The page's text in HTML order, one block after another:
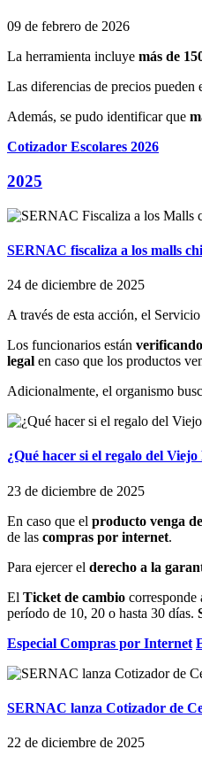
09 de febrero de 2026
La herramienta incluye más de
Las diferencias de precios pueden
Además, se pudo identificar que
Cotizador Escolares 2026
2025
SERNAC fiscaliza a los malls
24 de diciembre de 2025
A través de esta acción, el Servicio
Los funcionarios están
legal en caso que los productos
Adicionalmente, el organismo
¿Qué hacer si el regalo del
23 de diciembre de 2025
En caso que el producto venga
de las compras por internet.
Para ejercer el derecho a la
El Ticket de cambio corresponde
período de 10, 20 o hasta 30 días.
Especial Compras por Internet
SERNAC lanza Cotizador de
22 de diciembre de 2025